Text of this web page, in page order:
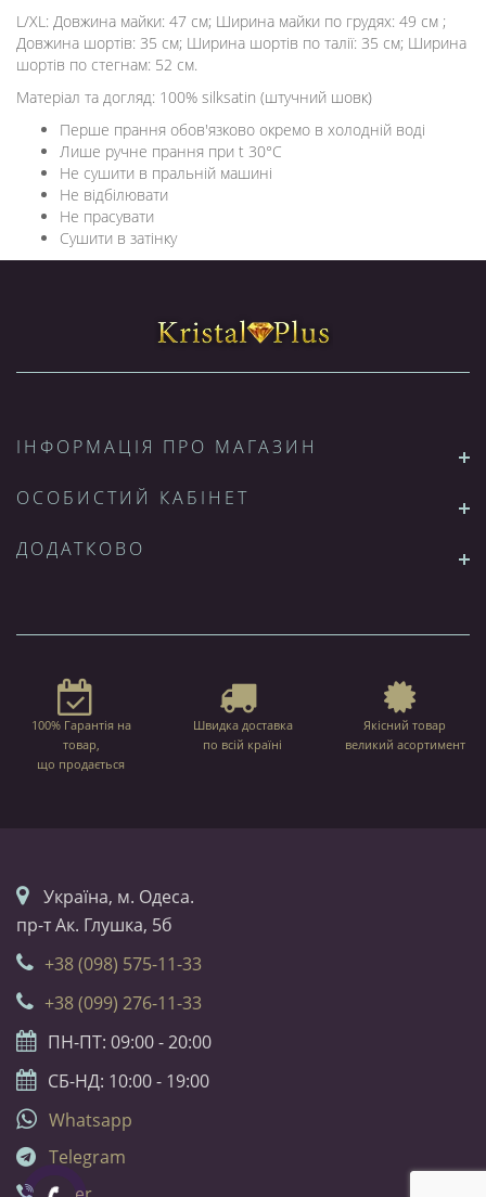
L/XL: Довжина майки: 47 см; Ширина майки по грудях: 49 см ;
Довжина шортів: 35 см; Ширина шортів по талії: 35 см; Ширина
шортів по стегнам: 52 см.
Матеріал та догляд: 100% silksatin (штучний шовк)
Перше прання обов'язково окремо в холодній воді
Лише ручне прання при t 30°C
Не сушити в пральній машині
Не відбілювати
Не прасувати
Сушити в затінку
ІНФОРМАЦІЯ ПРО МАГАЗИН
ОСОБИСТИЙ КАБІНЕТ
ДОДАТКОВО
100% Гарантія на
товар,
що продається
Швидка доставка
по всій країні
Якісний товар
великий асортимент
Українa, м. Одеса.
пр-т Ак. Глушка, 5б
+38 (098) 575-11-33
+38 (099) 276-11-33
ПН-ПТ: 09:00 - 20:00
СБ-НД: 10:00 - 19:00
Whatsapp
Telegram